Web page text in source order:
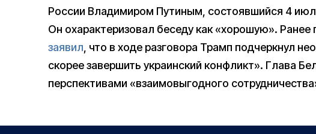
России Владимиром Путиным, состоявшийся 4
Он охарактеризовал беседу как «хорошую».
заявил , что в ходе разговора Трамп подчеркнул
скорее завершить украинский конфликт». Глава
перспективами «взаимовыгодного